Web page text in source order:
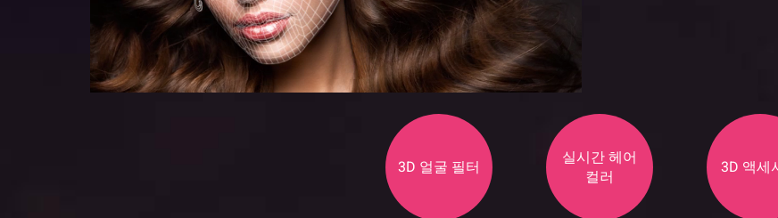
3D 얼굴 필터
실시간 헤어
컬러
3D 액세